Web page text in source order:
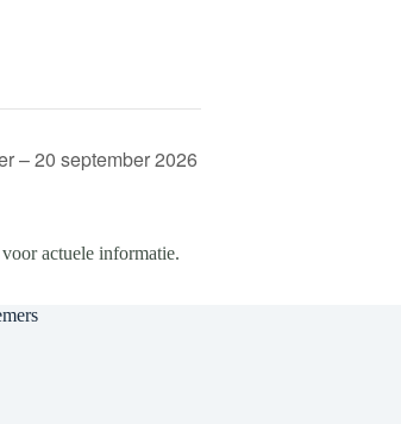
– 20 september 2026
actuele informatie.